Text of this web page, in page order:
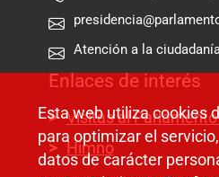
Atención a la
Enlaces de interés
Visitas al
Himno
Esta web utiliza cookies
para optimizar el
datos de carácter